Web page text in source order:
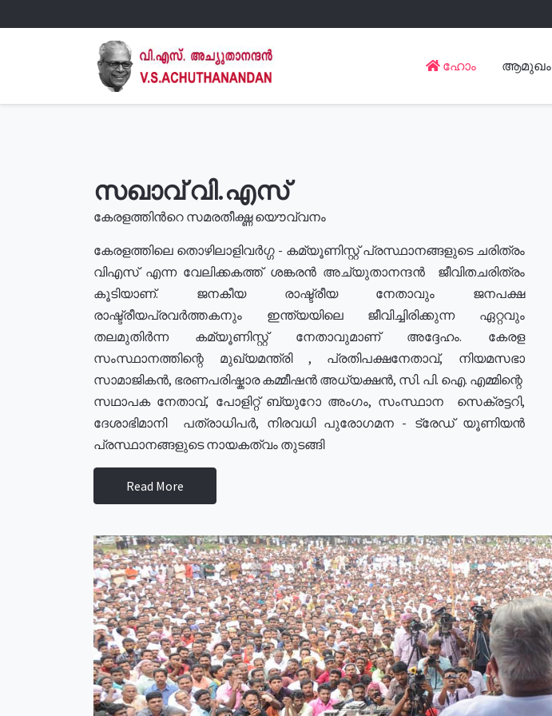
ഹോം ആമുഖം
സഖാവ് വി.എസ്
കേരളത്തിൻറെ സമരതീക്ഷ്ണ യൌവ്വനം
കേരളത്തിലെ തൊഴിലാളിവർഗ്ഗ - കമ്യൂണിസ്റ്റ് പ്രസ്ഥാനങ്ങളുടെ ചരിത്രം
വിഎസ് എന്ന വേലിക്കകത്ത് ശങ്കരൻ അച്യുതാനന്ദൻ ജീവിതചരിത്രം
കൂടിയാണ്. ജനകീയ രാഷ്ട്രീയ നേതാവും ജനപക്ഷ
രാഷ്ട്രീയപ്രവർത്തകനും ഇന്ത്യയിലെ ജീവിച്ചിരിക്കുന്ന ഏറ്റവും
തലമുതിർന്ന കമ്യൂണിസ്റ്റ് നേതാവുമാണ് അദ്ദേഹം. കേരള
സംസ്ഥാനത്തിന്റെ മുഖ്യമന്ത്രി , പ്രതിപക്ഷനേതാവ്, നിയമസഭാ
സാമാജികൻ, ഭരണപരിഷ്കാര കമ്മീഷൻ അധ്യക്ഷൻ, സി. പി. ഐ. എമ്മിന്റെ
സഥാപക നേതാവ്, പോളിറ്റ് ബ്യുറോ അംഗം, സംസ്ഥാന സെക്രട്ടറി,
ദേശാഭിമാനി പത്രാധിപർ, നിരവധി പുരോഗമന - ട്രേഡ് യൂണിയൻ
പ്രസ്ഥാനങ്ങളുടെ നായകത്വം തുടങ്ങി
Read More